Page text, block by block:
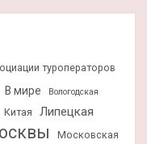
туроператоров
В мире
Вологодская
Китая
Липецкая
Московская